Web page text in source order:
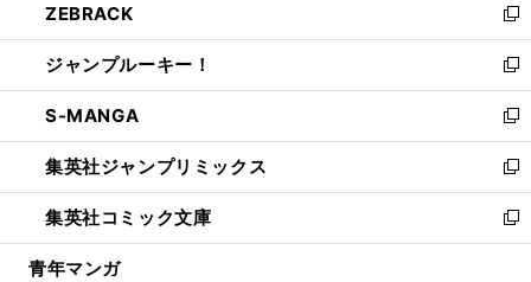
く
で
開
く
ド
ウ
で
開
く
ィ
ン
ド
ウ
で
開
く
い
ウ
ィ
ン
ド
ウ
で
開
く
ZEBRACK
新
し
い
ウ
ィ
ン
ド
ウ
で
開
ジャンプルーキー！
新
し
い
ウ
ィ
ン
ド
ウ
S-MANGA
新
し
い
ウ
ィ
ン
集英社ジャンプリミックス
新
し
い
ウ
集英社コミック文庫
新
し
青年マンガ